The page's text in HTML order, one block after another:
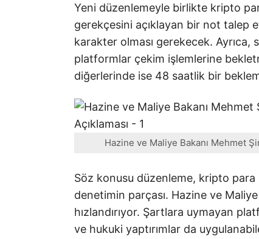
Yeni düzenlemeyle birlikte kripto
gerekçesini açıklayan bir not talep
karakter olması gerekecek.
platformlar çekim işlemlerine
diğerlerinde ise 48 saatlik bir
Hazine ve Maliye Bakanı Mehmet
Söz konusu düzenleme, kripto para
denetimin parçası. Hazine ve Maliye
hızlandırıyor. Şartlara uymayan
ve hukuki yaptırımlar da